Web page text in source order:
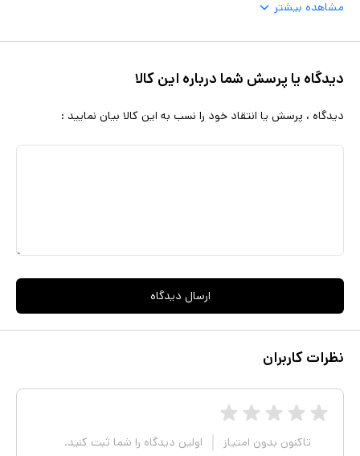
مشاهده بیشتر
دیدگاه یا پرسش شما درباره این کالا
دیدگاه ، پرسش یا انتقاد خود را نسب به این کالا بیان نمایید :
ارسال دیدگاه
نظرات کاربران
تاکنون بدون امتیاز اولین دیدگاه را شما ثبت کنید.